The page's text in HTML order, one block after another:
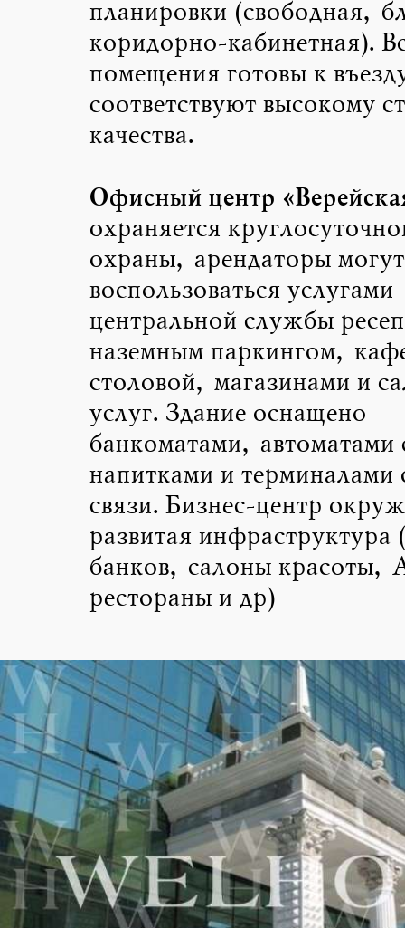
планировки (свободная,
коридорно-кабинетная).
помещения готовы к
соответствуют высокому
качества.
Офисный центр
охраняется
охраны, арендаторы могут
воспользоваться услугами
центральной службы
наземным паркингом,
столовой, магазинами и
услуг. Здание оснащено
банкоматами, автоматами
напитками и терминалами
связи. Бизнес-центр
развитая инфраструктура
банков, салоны красоты,
рестораны и др)